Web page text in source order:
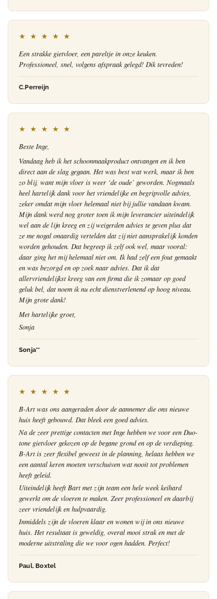
★ ★ ★ ★ ★
Een strakke gietvloer, een pareltje in onze keuken.
Professioneel, snel, volgens afspraak gelegd! Dik tevreden!
C.Perreijn
★ ★ ★ ★ ★
Beste Inge,
Vandaag heb ik het schoonmaakproduct ontvangen en ik ben
direct aan de slag gegaan. Het was best wat werk, maar ik ben
zo blij, want mijn vloer is weer ‘de oude’ geworden. Nogmaals
heel hartelijk dank voor het vriendelijke en begripvolle advies,
zeker omdat mijn vloer helemaal niet bij jullie vandaan kwam.
Mijn dank werd nog groter toen ik mijn leverancier uiteindelijk
wel aan de lijn kreeg en zij weigerden advies te geven plus dat
ze me nogal onaardig vertelden dat zij niet aansprakelijk konden
worden gehouden. Dat begreep ik zelf ook wel, maar vooral:
daar ging het mij helemaal niet om. Ik had zelf een fout gemaakt
en was bezorgd en op zoek naar advies. Dat ik dat
allervriendelijkst kreeg van een firma die ik zomaar op goed
geluk bel, dat noem ik nu echt dienstverlenend op hoog niveau.
Mijn grote dank!
Met hartelijke groet,
Sonja
Sonja**
★ ★ ★ ★ ★
B-Art was ons aangeraden door de aannemer die ons nieuwe
huis heeft gebouwd. Dat bleek een goed advies.
Na de zeer prettige contacten met Inge hebben we voor een Duo-
tone gietvloer gekozen op de begane grond en op de verdieping.
B-Art is zeer flexibel geweest in de planning, helaas hebben we
een aantal keren moeten verschuiven wat nooit tot problemen
heeft geleid.
Uiteindelijk heeft Bart met zijn team een hele week keihard
gewerkt om de vloeren te maken. Zeer professioneel en daarbij
zeer vriendelijk en hulpvaardig.
Inmiddels zijn de vloeren klaar en wonen wij in ons nieuwe
huis. Het resultaat is geweldig, overal mooi strak en met de
moderne uitstraling die we voor ogen hadden. Perfect!
Paul, Boxtel